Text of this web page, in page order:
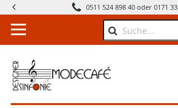
0511 524 898 40 oder 0171
Suche